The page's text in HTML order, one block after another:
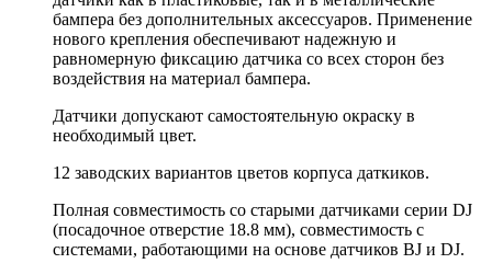
бампера без дополнительных аксессуаров. Применение
нового крепления обеспечивают надежную и
равномерную фиксацию датчика со всех сторон без
воздействия на материал бампера.
Датчики допускают самостоятельную окраску в
необходимый цвет.
12 заводских вариантов цветов корпуса даткиков.
Полная совместимость со старыми датчиками серии DJ
(посадочное отверстие 18.8 мм), совместимость с
системами, работающими на основе датчиков BJ и DJ.